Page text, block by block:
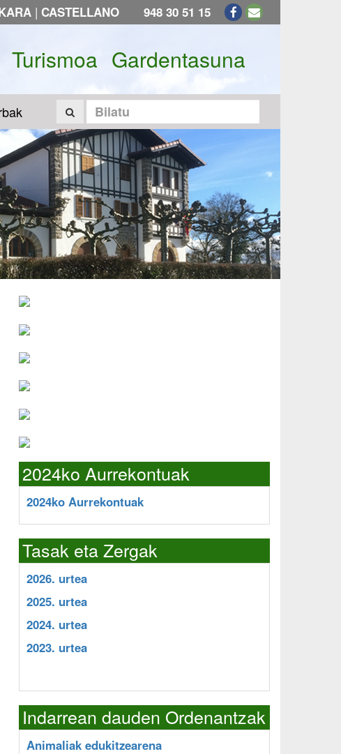
| CASTELLANO 948 30 51 15
Turismoa Gardentasuna
2024ko Aurrekontuak
2024ko Aurrekontuak
Tasak eta Zergak
2026. urtea
2025. urtea
2024. urtea
2023. urtea
Indarrean dauden Ordenantzak
Animaliak edukitzearena